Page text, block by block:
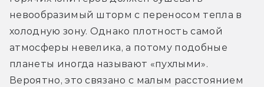
невообразимый шторм с переносом тепла в
холодную зону. Однако плотность самой
атмосферы невелика, а потому подобные
планеты иногда называют «пухлыми».
Вероятно, это связано с малым расстоянием